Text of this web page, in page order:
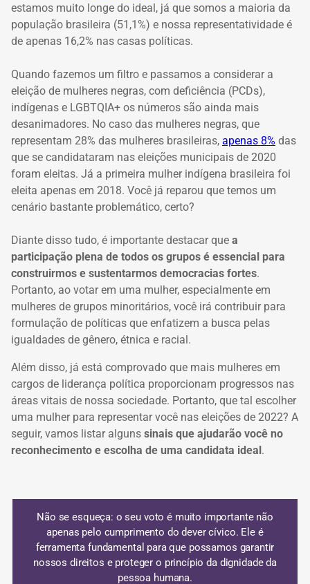
estamos muito longe do ideal, já que somos a maioria da
população brasileira (51,1%) e nossa representatividade é
de apenas 16,2% nas casas políticas.
Quando fazemos um filtro e passamos a considerar a
eleição de mulheres negras, com deficiência (PCDs),
indígenas e LGBTQIA+ os números são ainda mais
desanimadores. No caso das mulheres negras, que
representam 28% das mulheres brasileiras, apenas 8% das
que se candidataram nas eleições municipais de 2020
foram eleitas. Já a primeira mulher indígena brasileira foi
eleita apenas em 2018. Você já reparou que temos um
cenário bastante problemático, certo?
Diante disso tudo, é importante destacar que a
participação plena de todos os grupos é essencial para
construirmos e sustentarmos democracias fortes.
Portanto, ao votar em uma mulher, especialmente em
mulheres de grupos minoritários, você irá contribuir para
formulação de políticas que enfatizem a busca pelas
igualdades de gênero, étnica e racial.
Além disso, já está comprovado que mais mulheres em
cargos de liderança política proporcionam progressos nas
áreas vitais de nossa sociedade. Portanto, que tal escolher
uma mulher para representar você nas eleições de 2022? A
seguir, vamos listar alguns sinais que ajudarão você no
reconhecimento e escolha de uma candidata ideal.
Não se esqueça: o seu voto é muito importante não
apenas pelo cumprimento do dever cívico. Ele é
ferramenta fundamental para que possamos garantir
nossos direitos e proteger o princípio da dignidade da
pessoa humana.